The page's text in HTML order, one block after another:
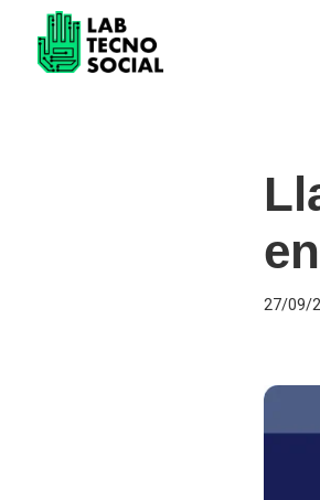
Saltar
27/09/